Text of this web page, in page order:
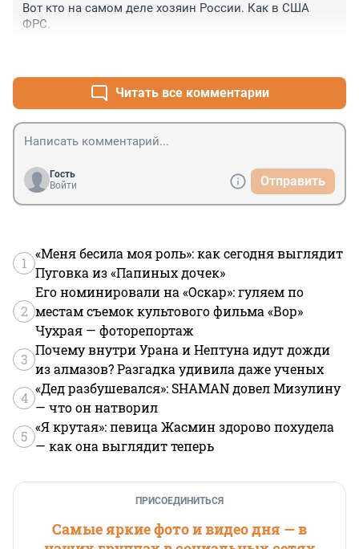
Вот кто на самом деле хозяин России. Как в США
ФРС.
Читать все комментарии
Гость
Войти
Отправить
1
«Меня бесила моя роль»: как сегодня выглядит
Пуговка из «Папиных дочек»
2
Его номинировали на «Оскар»: гуляем по
местам съемок культового фильма «Вор»
Чухрая — фоторепортаж
3
Почему внутри Урана и Нептуна идут дожди
из алмазов? Разгадка удивила даже ученых
4
«Дед разбушевался»: SHAMAN довел Мизулину
— что он натворил
5
«Я крутая»: певица Жасмин здорово похудела
— как она выглядит теперь
ПРИСОЕДИНИТЬСЯ
Самые яркие фото и видео дня — в